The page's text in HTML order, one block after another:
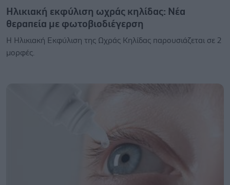
Ηλικιακή εκφύλιση ωχράς κηλίδας: Νέα
θεραπεία με φωτοβιοδιέγερση
Η Ηλικιακή Εκφύλιση της Ωχράς Κηλίδας παρουσιάζεται σε 2
μορφές.